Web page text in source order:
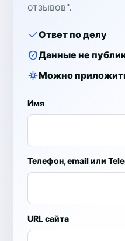
отзывов".
Ответ по делу
Данные не
Можно
Имя
Телефон, email или
URL сайта